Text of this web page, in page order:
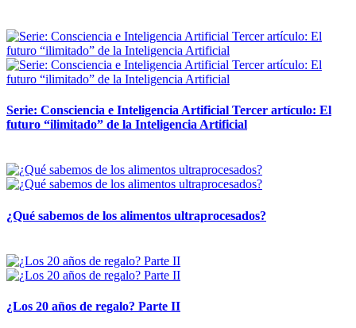
Serie: Consciencia e Inteligencia Artificial Tercer artículo: El
futuro “ilimitado” de la Inteligencia Artificial
¿Qué sabemos de los alimentos ultraprocesados?
¿Los 20 años de regalo? Parte II